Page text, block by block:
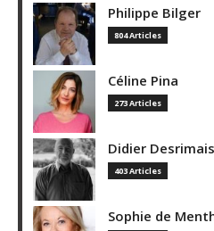
Philippe Bilger
804 Articles
Céline Pina
273 Articles
Didier Desrimais
403 Articles
Sophie de